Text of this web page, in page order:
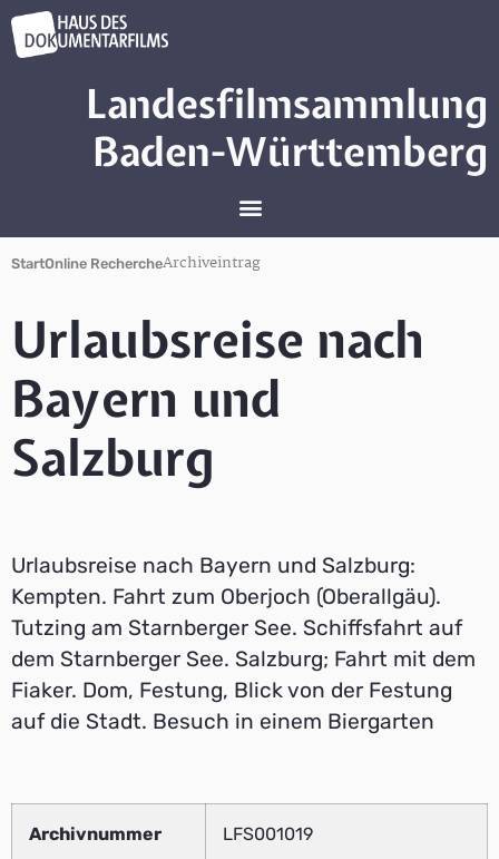
Landesfilmsammlung
Baden-Württemberg
StartOnline RechercheArchiveintrag
Urlaubsreise nach
Bayern und
Salzburg
Urlaubsreise nach Bayern und Salzburg:
Kempten. Fahrt zum Oberjoch (Oberallgäu).
Tutzing am Starnberger See. Schiffsfahrt auf
dem Starnberger See. Salzburg; Fahrt mit dem
Fiaker. Dom, Festung, Blick von der Festung
auf die Stadt. Besuch in einem Biergarten
Archivnummer LFS001019